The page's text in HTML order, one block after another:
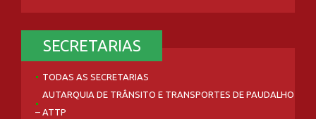
SECRETARIAS
TODAS AS SECRETARIAS
AUTARQUIA DE TRÂNSITO E TRANSPORTES DE PAUDALHO
– ATTP